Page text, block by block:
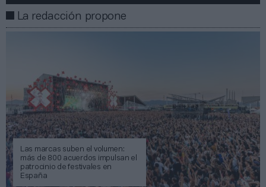
La redacción propone
Las marcas suben el volumen:
más de 800 acuerdos impulsan el
patrocinio de festivales en
España